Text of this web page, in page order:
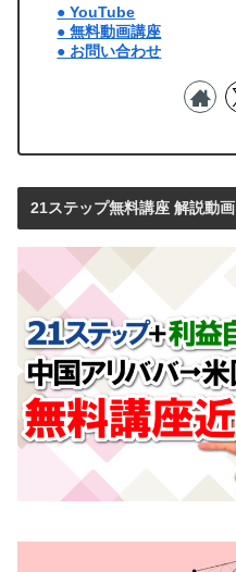
● YouTube
● 無料動画講座
● お問い合わせ
21ステップ無料講座 解説動画